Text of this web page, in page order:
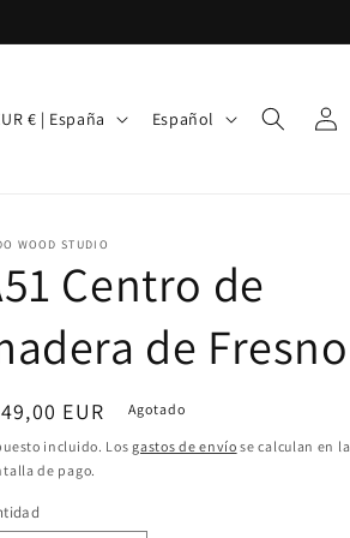
EUR € | España
a
Español
Iniciar
sesión
WOOD STUDIO
Centro de
de Fresno
EUR Agotado
incluido. Los gastos de envío se calculan en la
de pago.